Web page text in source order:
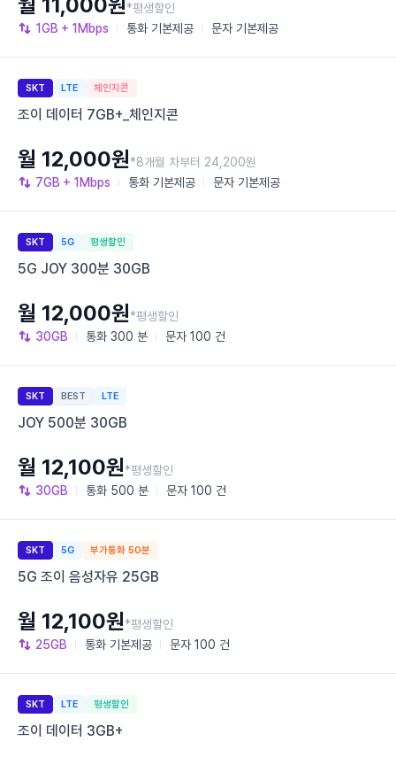
1GB + 1Mbps 통화 기본제공 문자 기본제공
*평생할인
SKT LTE 체인지콘
조이 데이터 7GB+_체인지콘
7GB + 1Mbps 통화 기본제공 문자 기본제공
월 12,000원*8개월 차부터 24,200원
SKT 5G 평생할인
5G JOY 300분 30GB
30GB 통화 300 분 문자 100 건
월 12,000원*평생할인
SKT BEST LTE
JOY 500분 30GB
30GB 통화 500 분 문자 100 건
월 12,100원*평생할인
SKT 5G 부가통화 50분
5G 조이 음성자유 25GB
25GB 통화 기본제공 문자 100 건
월 12,100원*평생할인
SKT LTE 평생할인
조이 데이터 3GB+